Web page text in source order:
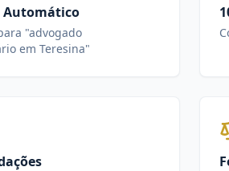
Automático
"advogado
em Teresina"